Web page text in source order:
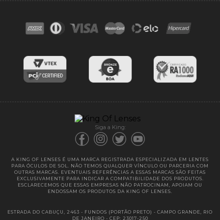
Blog
Cores das lentes
Entregas
Siga a King:
A KING OF LENSES É UMA MARCA REGISTRADA ESPECIALIZADA EM LENTES
PARA ÓCULOS DE SOL. NÃO TEMOS QUALQUER VÍNCULO OU PARCERIA COM
OUTRAS MARCAS. EVENTUAIS REFERÊNCIAS A ESSAS MARCAS SÃO FEITAS
EXCLUSIVAMENTE PARA INDICAR A COMPATIBILIDADE DOS PRODUTOS.
ESCLARECEMOS QUE ESSAS EMPRESAS NÃO PATROCINAM, APOIAM OU
ENDOSSAM OS PRODUTOS DA KING OF LENSES.
ESTRADA DO CABUÇU, 2463 - FUNDOS (PORTÃO PRETO) - CAMPO GRANDE, RIO
DE JANEIRO - CEP: 23017-250